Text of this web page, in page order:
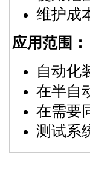
维护成
应用范围：
自动化
在半自
在需要
测试系